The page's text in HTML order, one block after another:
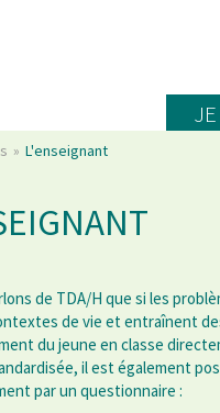
L'enseignant
de TDA/H que si les
de vie et entraînent
du jeune en classe
il est également
par un questionnaire :